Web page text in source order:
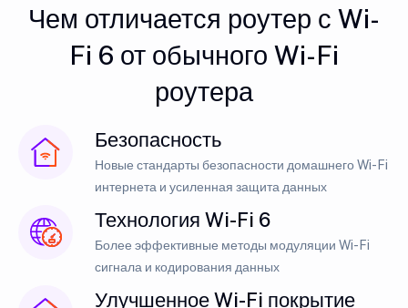
Чем отличается роутер с Wi-
Fi 6 от обычного Wi-Fi
роутера
Безопасность
Новые стандарты безопасности домашнего Wi-Fi
интернета и усиленная защита данных
Технология Wi-Fi 6
Более эффективные методы модуляции Wi-Fi
сигнала и кодирования данных
Улучшенное Wi-Fi покрытие